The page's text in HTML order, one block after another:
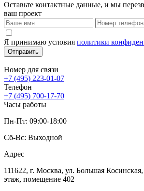
Оставьте контактные данные, и мы
ваш проект
Я принимаю условия политики
Отправить
Номер для связи
+7 (495) 223-01-07
Телефон
+7 (495) 700-17-70
Часы работы
Пн-Пт: 09:00-18:00
Сб-Вс: Выходной
Адрес
111622, г. Москва, ул. Большая
этаж, помещение 402